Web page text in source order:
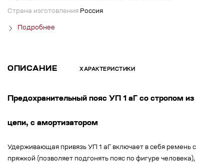
Страна изготовления Россия
Подробнее
ОПИСАНИЕ ХАРАКТЕРИСТИКИ
Предохранительный пояс УП 1 аГ со стропом из
цепи, с амортизатором
Удерживающая привязь УП 1 аГ включает в себя ремень с
пряжкой (позволяет подгонять пояс по фигуре человека),